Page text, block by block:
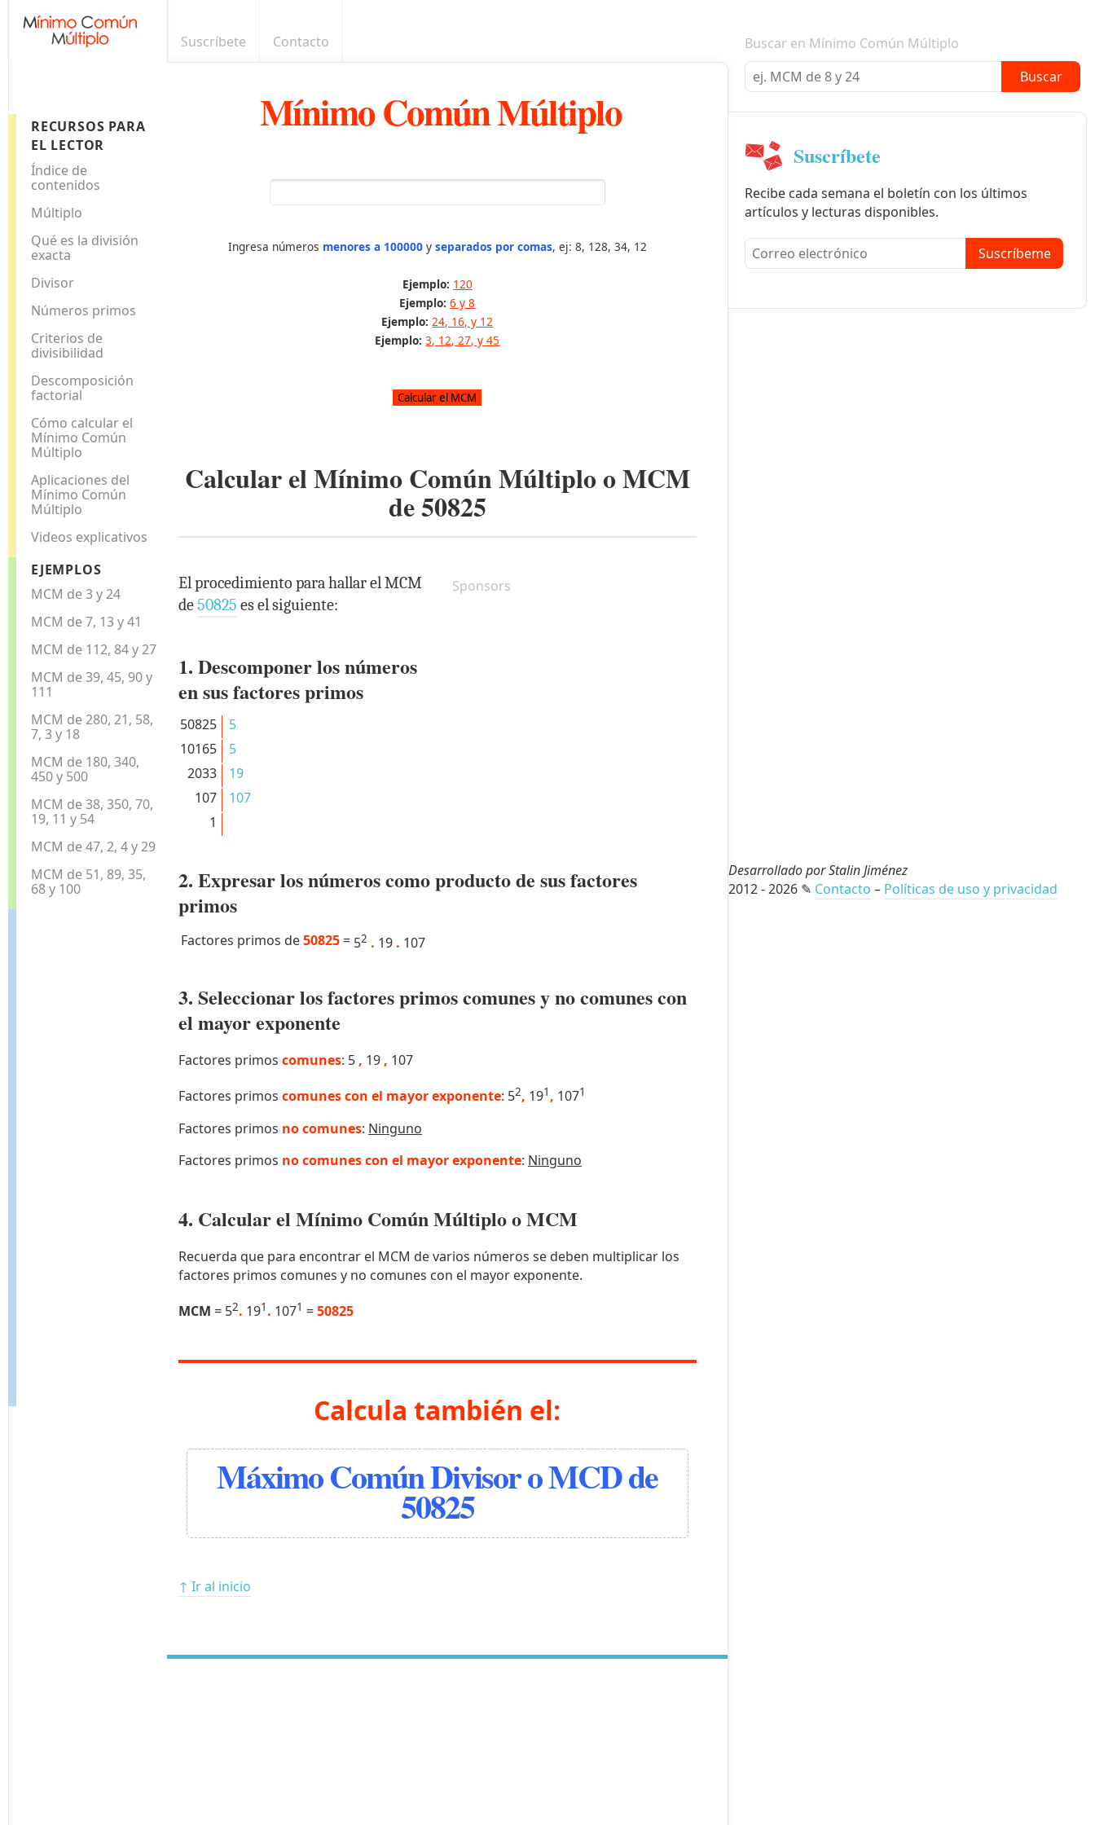
Suscríbete Contacto Boletín informativo
RECURSOS PARA
EL LECTOR
Índice de
contenidos
Múltiplo
Qué es la división
exacta
Divisor
Números primos
Criterios de
divisibilidad
Descomposición
factorial
Cómo calcular el
Mínimo Común
Múltiplo
Aplicaciones del
Mínimo Común
Múltiplo
Videos explicativos
EJEMPLOS
MCM de 3 y 24
MCM de 7, 13 y 41
MCM de 112, 84 y 27
MCM de 39, 45, 90 y
111
MCM de 280, 21, 58,
7, 3 y 18
MCM de 180, 340,
450 y 500
MCM de 38, 350, 70,
19, 11 y 54
MCM de 47, 2, 4 y 29
MCM de 51, 89, 35,
68 y 100
Mínimo Común Múltiplo
Ingresa números menores a 100000y separados por comas, ej: 8, 128, 34, 12
Ejemplo: 120
Ejemplo: 6 y 8
Ejemplo: 24, 16, y 12
Ejemplo: 3, 12, 27, y 45
Calcular el Mínimo Común Múltiplo o MCM
de50825
Sponsors
El procedimiento para hallar el MCM
de50825 es el siguiente:
1. Descomponer los números
en sus factores primos
50825
5
10165
5
2033
19
107
107
1
2. Expresar los números como producto de sus factores
primos
Factores primos de50825 = 52 . 19 . 107
3. Seleccionar los factores primos comunes y no comunes con
el mayor exponente
Factores primos comunes: 5, 19, 107
Factores primos comunes con el mayor exponente: 52, 191, 1071
Factores primos no comunes: Ninguno
Factores primos no comunes con el mayor exponente: Ninguno
4. Calcular el Mínimo Común Múltiplo o MCM
Recuerda que para encontrar el MCM de varios números se deben multiplicar los
factores primos comunes y no comunes con el mayor exponente.
MCM = 52. 191 . 1071 =50825
Calcula también el:
Máximo Común Divisor o MCD de
50825
↑ Ir al inicio
Buscar en Mínimo Común Múltiplo
Buscar
Suscríbete
Recibe cada semana el boletín con los últimos
artículos y lecturas disponibles.
Suscríbeme
Desarrollado por Stalin Jiménez
2012 - 2026 ✎ Contacto – Políticas de uso y privacidad